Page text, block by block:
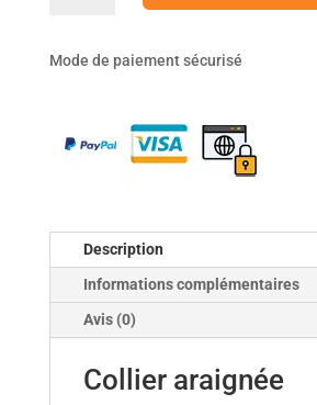
Mode de paiement sécurisé
Description
Informations complémentaires
Avis (0)
Collier araignée